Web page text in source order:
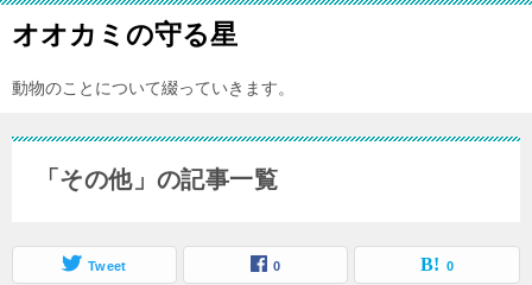
オオカミの守る星
動物のことについて綴っていきます。
「その他」の記事一覧
Tweet 0 0